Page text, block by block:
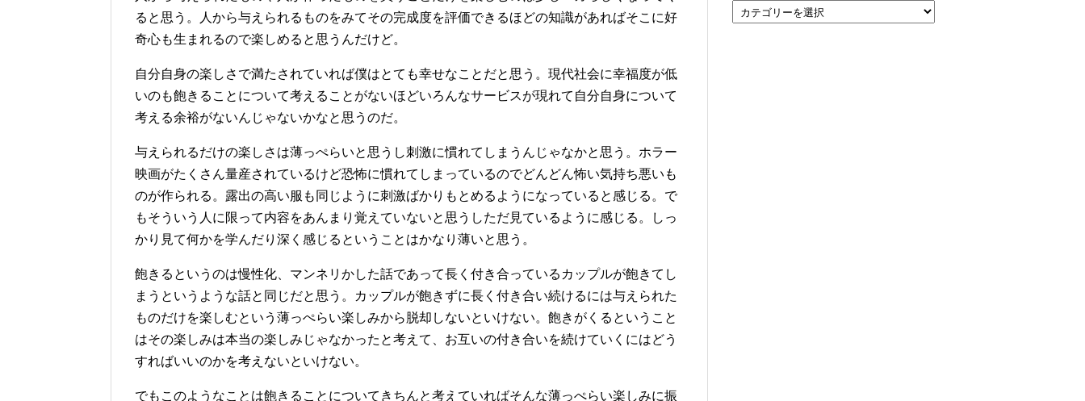
ると思う。人から与えられるものをみてその完成度を評価できるほどの知識があればそこに好
奇心も生まれるので楽しめると思うんだけど。
自分自身の楽しさで満たされていれば僕はとても幸せなことだと思う。現代社会に幸福度が低
いのも飽きることについて考えることがないほどいろんなサービスが現れて自分自身について
考える余裕がないんじゃないかなと思うのだ。
与えられるだけの楽しさは薄っぺらいと思うし刺激に慣れてしまうんじゃなかと思う。ホラー
映画がたくさん量産されているけど恐怖に慣れてしまっているのでどんどん怖い気持ち悪いも
のが作られる。露出の高い服も同じように刺激ばかりもとめるようになっていると感じる。で
もそういう人に限って内容をあんまり覚えていないと思うしただ見ているように感じる。しっ
かり見て何かを学んだり深く感じるということはかなり薄いと思う。
飽きるというのは慢性化、マンネリかした話であって長く付き合っているカップルが飽きてし
まうというような話と同じだと思う。カップルが飽きずに長く付き合い続けるには与えられた
ものだけを楽しむという薄っぺらい楽しみから脱却しないといけない。飽きがくるということ
はその楽しみは本当の楽しみじゃなかったと考えて、お互いの付き合いを続けていくにはどう
すればいいのかを考えないといけない。
でもこのようなことは飽きることについてきちんと考えていればそんな薄っぺらい楽しみに振